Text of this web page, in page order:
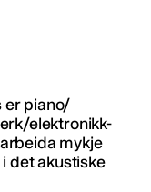
er piano/
elektronikk-
mykje
det akustiske